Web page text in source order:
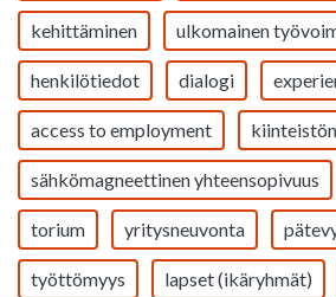
kehittäminen ulkomainen
henkilötiedot dialogi
access to employment
sähkömagneettinen yhteensopivuus
torium yritysneuvonta
työttömyys lapset (ikäryhmät)